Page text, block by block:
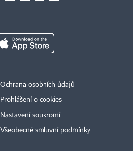
Ochrana osobních údajů
Prohlášení o cookies
Nastavení soukromí
Všeobecné smluvní podmínky